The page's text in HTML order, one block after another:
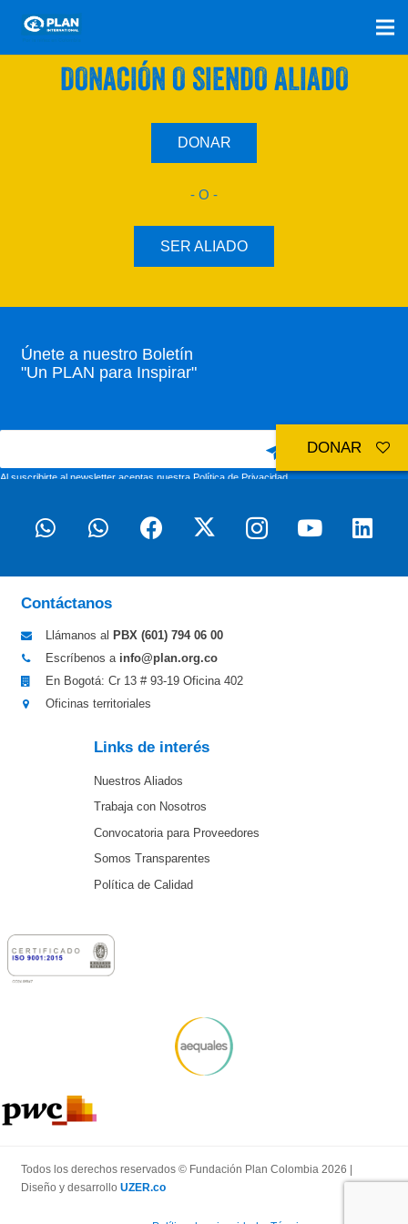
SÚMATE A NUESTRO PLAN CON UNA
DONACIÓN O SIENDO ALIADO
DONAR
- O -
SER ALIADO
Únete a nuestro Boletín
"Un PLAN para Inspirar"
Al suscribirte al newsletter aceptas nuestraPolítica de Privacidad
Contáctanos
Llámanos al PBX (601) 794 06 00
Escríbenos a info@plan.org.co
En Bogotá: Cr 13 # 93-19 Oficina 402
Oficinas territoriales
Links de interés
Nuestros Aliados
Trabaja con Nosotros
Convocatoria para Proveedores
Somos Transparentes
Política de Calidad
Todos los derechos reservados © Fundación Plan Colombia 2026 |
Diseño y desarrollo UZER.co
DONAR